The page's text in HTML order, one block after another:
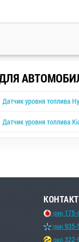
Датчик уровня топлива
Датчик уровня топлива
(099) 175-
(068) 935-
(063) 322-